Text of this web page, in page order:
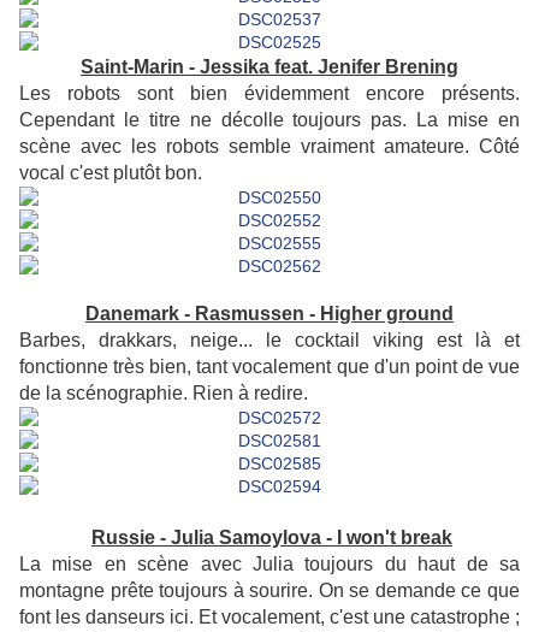
Saint-Marin - Jessika feat. Jenifer Brening
Les robots sont bien évidemment encore présents.
Cependant le titre ne décolle toujours pas. La mise en
scène avec les robots semble vraiment amateure. Côté
vocal c'est plutôt bon.
Danemark - Rasmussen - Higher ground
Barbes, drakkars, neige... le cocktail viking est là et
fonctionne très bien, tant vocalement que d'un point de vue
de la scénographie. Rien à redire.
Russie - Julia Samoylova - I won't break
La mise en scène avec Julia toujours du haut de sa
montagne prête toujours à sourire. On se demande ce que
font les danseurs ici. Et vocalement, c'est une catastrophe ;